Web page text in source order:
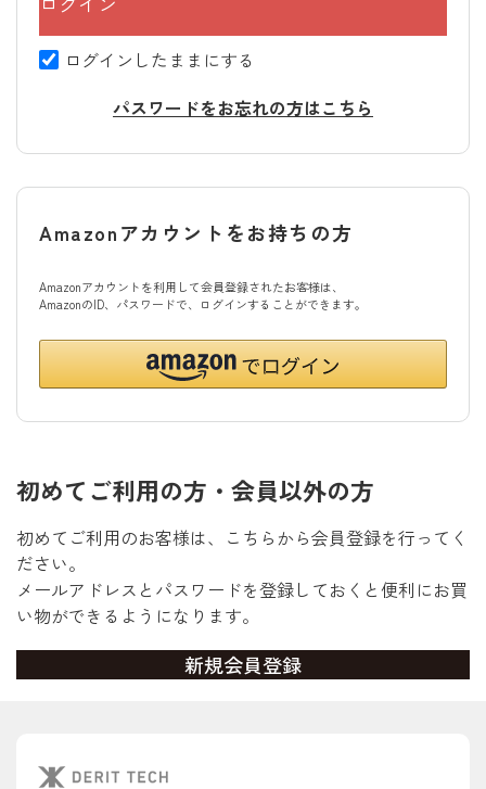
ログインしたままにする
パスワードをお忘れの方はこちら
Amazonアカウントをお持ちの方
Amazonアカウントを利用して会員登録されたお客様は、
AmazonのID、パスワードで、ログインすることができます。
初めてご利用の方・会員以外の方
初めてご利用のお客様は、こちらから会員登録を行ってく
ださい。
メールアドレスとパスワードを登録しておくと便利にお買
い物ができるようになります。